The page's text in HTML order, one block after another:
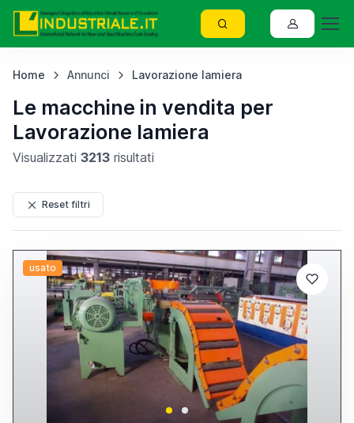
Home Annunci Lavorazione lamiera
Le macchine in vendita per
Lavorazione lamiera
Visualizzati 3213 risultati
Reset filtri
usato